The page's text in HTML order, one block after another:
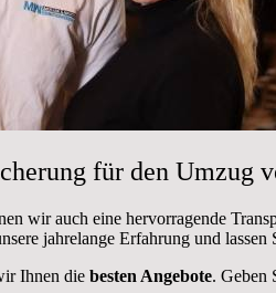
für den Umzug
wir auch eine hervorragende
jahrelange Erfahrung und
Ihnen die besten Angebote. Geben